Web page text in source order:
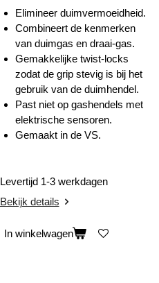
Elimineer duimvermoeidheid.
Combineert de kenmerken
van duimgas en draai-gas.
Gemakkelijke twist-locks
zodat de grip stevig is bij het
gebruik van de duimhendel.
Past niet op gashendels met
elektrische sensoren.
Gemaakt in de VS.
Levertijd 1-3 werkdagen
Bekijk details
In winkelwagen